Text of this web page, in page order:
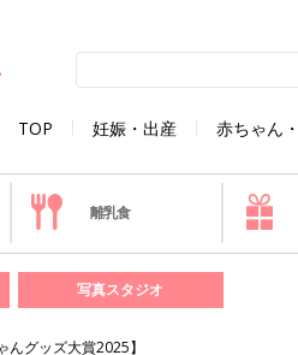
TOP 妊娠・出産 赤ちゃん
離乳食
写真スタジオ
グッズ大賞2025】